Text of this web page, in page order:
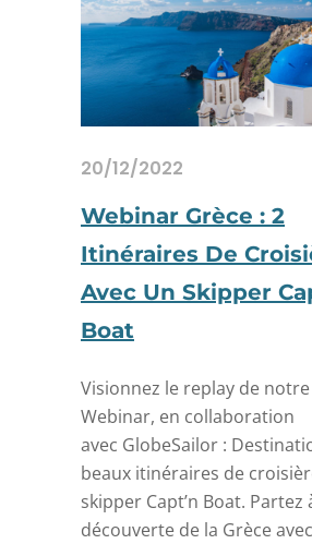
20/12/2022
Webinar Grèce : 2
Itinéraires De
Avec Un Skipper
Boat
Visionnez le replay de
Webinar, en collaboration
avec GlobeSailor :
beaux itinéraires de
skipper Capt’n Boat. Partez
découverte de la Grèce